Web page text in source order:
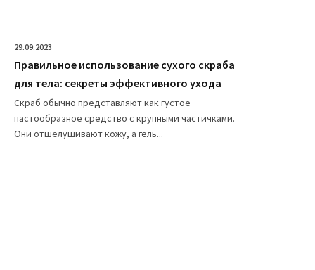
29.09.2023
Правильное использование сухого скраба
для тела: секреты эффективного ухода
Скраб обычно представляют как густое
пастообразное средство с крупными частичками.
Они отшелушивают кожу, а гель...